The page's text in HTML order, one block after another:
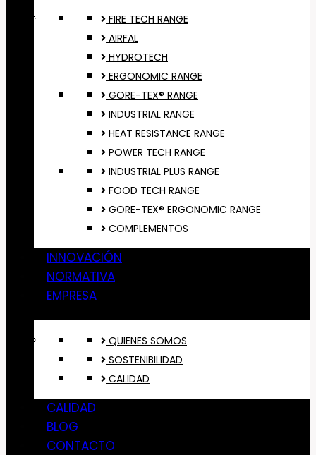
FIRE TECH RANGE
AIRFAL
HYDROTECH
ERGONOMIC RANGE
GORE-TEX® RANGE
INDUSTRIAL RANGE
HEAT RESISTANCE RANGE
POWER TECH RANGE
INDUSTRIAL PLUS RANGE
FOOD TECH RANGE
GORE-TEX® ERGONOMIC RANGE
COMPLEMENTOS
INNOVACIÓN
NORMATIVA
EMPRESA
QUIENES SOMOS
SOSTENIBILIDAD
CALIDAD
CALIDAD
BLOG
CONTACTO